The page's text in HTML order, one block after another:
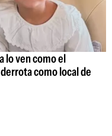
lo ven como el
como local de